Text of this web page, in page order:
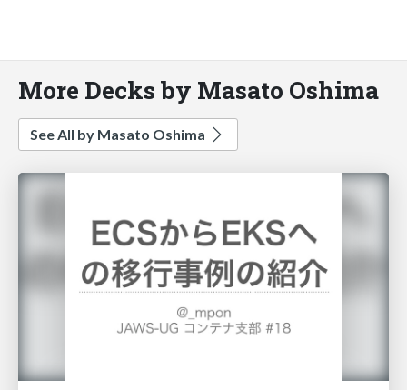
More Decks by Masato Oshima
See All by Masato Oshima